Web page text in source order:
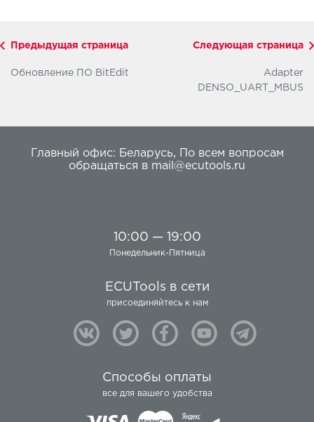
Предыдущая страница
Обновление ПО BitEdit
Следующая страница
Adapter
DENSO_UART_MBUS
Главный офис: Беларусь,
По всем вопросам
обращаться в mail@ecutools.ru
10:00 — 19:00
Понедельник-Пятница
ECUTools в сети
присоединяйтесь к нам
Способы оплаты
все для вашего удобства